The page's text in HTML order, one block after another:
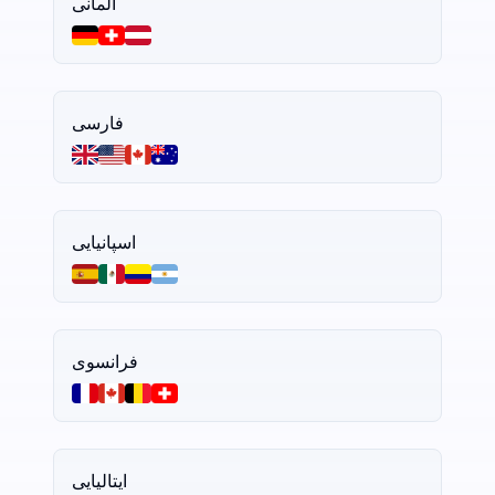
فارسی
اسپانیایی
فرانسوی
ایتالیایی